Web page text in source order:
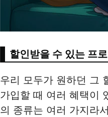
할인받을 수 있는 프
우리 모두가 원하던 그
가입할 때 여러 혜택이
의 종류는 여러 가지라